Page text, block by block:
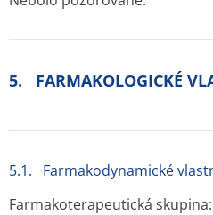
5. FARMAKOLOGICKÉ
5.1. Farmakodynamické
Farmakoterapeutická